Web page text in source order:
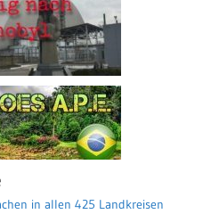
in allen 425 Landkreisen